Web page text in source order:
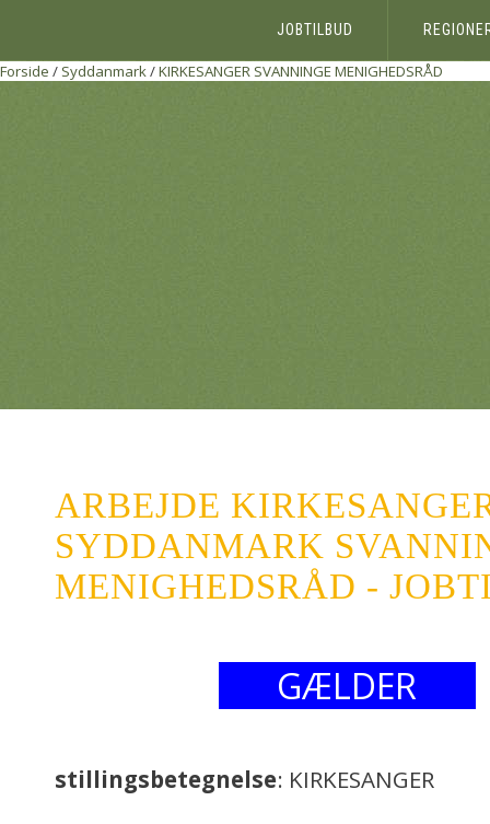
JOBTILBUD
Forside / Syddanmark/KIRKESANGER SVANNINGE MENIGHEDSRÅD
ARBEJDE
SYDDANMARK
MENIGHEDSRÅD -
GÆLDER
stillingsbetegnelse: KIRKESANGER